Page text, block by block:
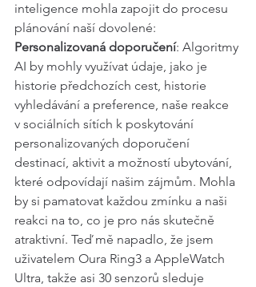
inteligence mohla zapojit do procesu
plánování naší dovolené:
Personalizovaná doporučení: Algoritmy
AI by mohly využívat údaje, jako je
historie předchozích cest, historie
vyhledávání a preference, naše reakce
v sociálních sítích k poskytování
personalizovaných doporučení
destinací, aktivit a možností ubytování,
které odpovídají našim zájmům. Mohla
by si pamatovat každou zmínku a naši
reakci na to, co je pro nás skutečně
atraktivní. Teď mě napadlo, že jsem
uživatelem Oura Ring3 a AppleWatch
Ultra, takže asi 30 senzorů sleduje